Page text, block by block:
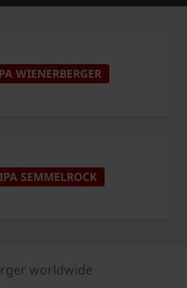
WIENERBERGER
SEMMELROCK
worldwide